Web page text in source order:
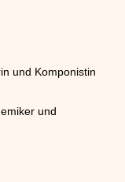
und Komponistin
und